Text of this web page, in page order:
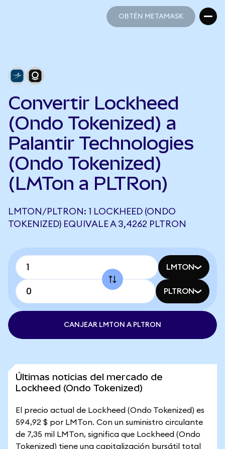
OBTÉN METAMASK
Convertir Lockheed
(Ondo Tokenized) a
Palantir Technologies
(Ondo Tokenized)
(LMTon a PLTRon)
LMTON/PLTRON: 1 LOCKHEED (ONDO
TOKENIZED) EQUIVALE A 3,4262 PLTRON
LMTON
PLTRON
CANJEAR LMTON A PLTRON
Últimas noticias del mercado de
Lockheed (Ondo Tokenized)
El precio actual de Lockheed (Ondo Tokenized) es
594,92 $ por LMTon. Con un suministro circulante
de 7,35 mil LMTon, significa que Lockheed (Ondo
Tokenized) tiene una capitalización bursátil total